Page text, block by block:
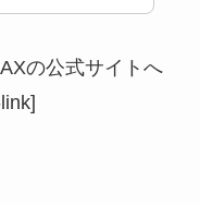
の公式サイトへ